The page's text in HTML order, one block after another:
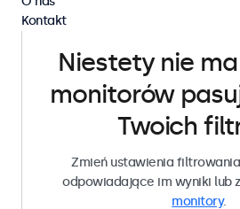
Niestety nie
monitorów
Twoich
Zmień ustawienia
odpowiadające im wyniki lub
monitory.
Kontakt